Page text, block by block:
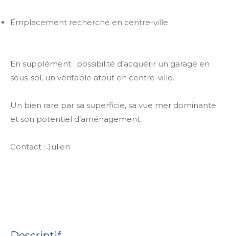
Emplacement recherché en centre-ville
En supplément : possibilité d’acquérir un garage en
sous-sol, un véritable atout en centre-ville.
Un bien rare par sa superficie, sa vue mer dominante
et son potentiel d’aménagement.
Contact : Julien